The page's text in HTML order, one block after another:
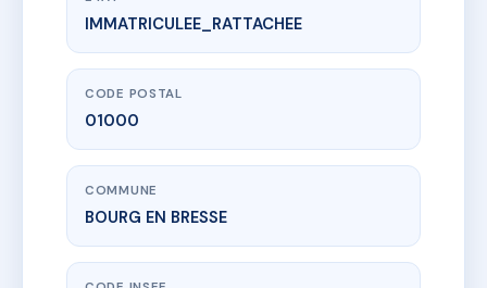
www.vme.plus/AE8881567
COPR 3 AV ALPHONSE BAUDIN
3 av alphonse baudin
IMMATRICULEE_RATTACHEE
CODE POSTAL
01000
COMMUNE
BOURG EN BRESSE